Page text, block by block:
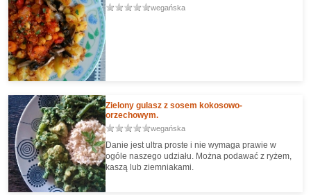
wegańska
Zielony gulasz z sosem kokosowo-
orzechowym.
wegańska
Danie jest ultra proste i nie wymaga prawie w
ogóle naszego udziału. Można podawać z ryżem,
kaszą lub ziemniakami.